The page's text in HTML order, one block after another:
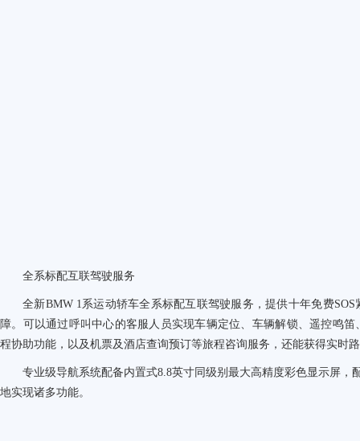
全系标配互联驾驶服务
全新BMW 1系运动轿车全系标配互联驾驶服务，提供十年免费
障。可以通过呼叫中心的客服人员实现车辆定位、车辆解锁、遥控鸣
程协助功能，以及机票及酒店查询预订等旅程咨询服务，还能获得实时
专业级导航系统配备内置式8.8英寸同级别最大高精度彩色显示屏，
地实现诸多功能。